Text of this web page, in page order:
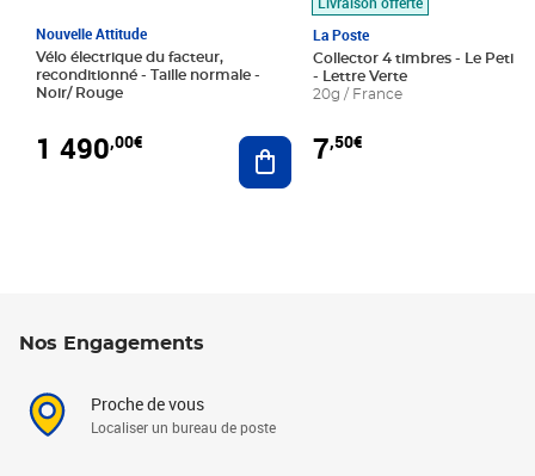
Nouvelle Attitude
Vélo électrique du facteur,
reconditionné - Taille normale -
Noir/ Rouge
1 490,00€ Ajouter au panier
La Poste
Collector 4 timbres - Le Petit
- Lettre Verte
20g / France
7,50€
Nos Engagements
Proche de vous
Localiser un bureau de poste